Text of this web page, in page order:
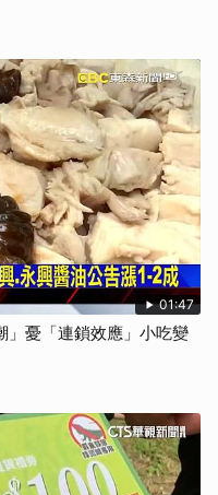
01:47
」憂「連鎖效應」小吃變